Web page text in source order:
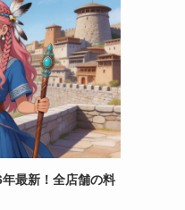
最新！全店舗の料